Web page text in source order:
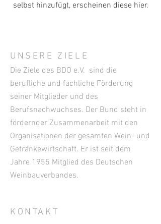
selbst hinzufügt, erscheinen diese hier.
UNSERE ZIELE
Die Ziele des BDO e.V. sind die
berufliche und fachliche Förderung
seiner Mitglieder und des
Berufsnachwuchses. Der Bund steht in
fördernder Zusammenarbeit mit den
Organisationen der gesamten Wein- und
Getränkewirtschaft. Er ist seit dem
Jahre 1955 Mitglied des Deutschen
Weinbauverbandes.
KONTAKT